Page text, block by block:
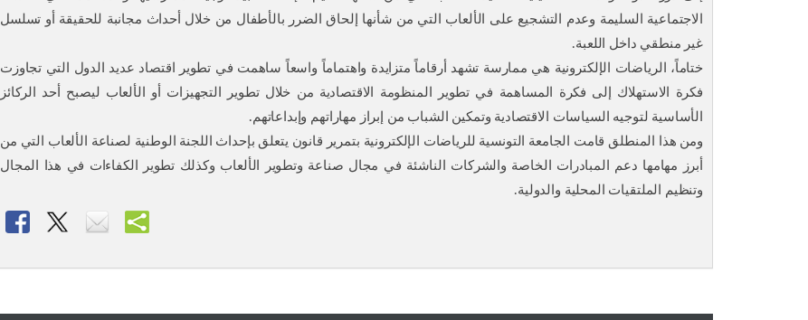
الاجتماعية السليمة وعدم التشجيع على الألعاب التي من شأنها إلحاق الضرر بالأطفال من خلال أحداث مجانبة للحقيقة أو تسلسل
غير منطقي داخل اللعبة.
ختاماً، الرياضات الإلكترونية هي ممارسة تشهد أرقاماً متزايدة واهتماماً واسعاً ساهمت في تطوير اقتصاد عديد الدول التي تجاوزت
فكرة الاستهلاك إلى فكرة المساهمة في تطوير المنظومة الاقتصادية من خلال تطوير التجهيزات أو الألعاب ليصبح أحد الركائز
الأساسية لتوجيه السياسات الاقتصادية وتمكين الشباب من إبراز مهاراتهم وإبداعاتهم.
ومن هذا المنطلق قامت الجامعة التونسية للرياضات الإلكترونية بتمرير قانون يتعلق بإحداث اللجنة الوطنية لصناعة الألعاب التي من
أبرز مهامها دعم المبادرات الخاصة والشركات الناشئة في مجال صناعة وتطوير الألعاب وكذلك تطوير الكفاءات في هذا المجال
وتنظيم الملتقيات المحلية والدولية.